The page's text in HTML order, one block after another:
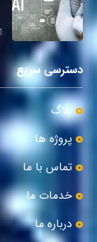
دسترسی سریع
بلاگ
پروژه ها
تماس با ما
خدمات ما
درباره ما